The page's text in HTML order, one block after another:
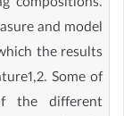
and model
the results
Some of
the different